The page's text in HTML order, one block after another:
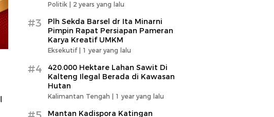
Politik | 2 years yang lalu
#3
Plh Sekda Barsel dr Ita Minarni
Pimpin Rapat Persiapan Pameran
Karya Kreatif UMKM
Eksekutif | 1 year yang lalu
#4
420.000 Hektare Lahan Sawit Di
Kalteng Ilegal Berada di Kawasan
Hutan
Kalimantan Tengah | 1 year yang lalu
Mantan Kadispora Katingan